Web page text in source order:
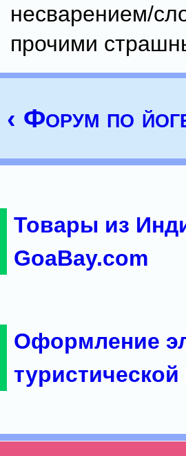
несварением/
прочими
‹ Форум по
Товары из
GoaBay.com
Оформление